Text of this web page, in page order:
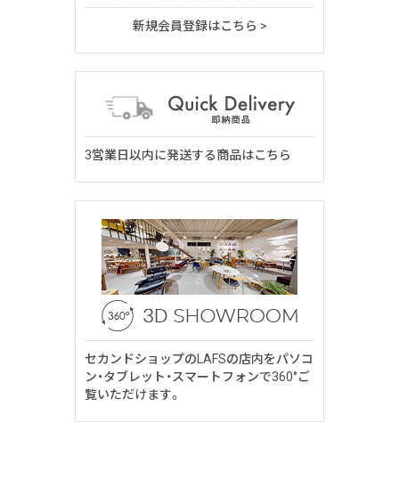
新規会員登録はこちら >
3営業日以内に発送する商品はこちら
セカンドショップのLAFSの店内をパソコ
ン・タブレット・スマートフォンで360°ご
覧いただけます。